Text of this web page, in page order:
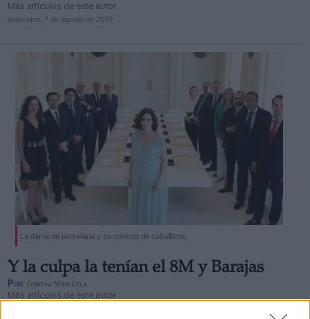
Más artículos de este autor
miércoles, 7 de agosto de 2019
La dama de porcelana y su cohorte de caballeros
Y la culpa la tenían el 8M y Barajas
Por Concha Minguela
Más artículos de este autor